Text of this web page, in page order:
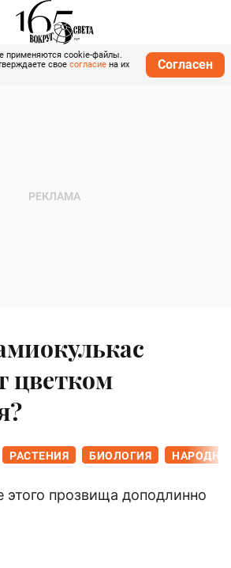
применяются cookie-файлы.
свое согласие на их
Согласен
цветком
РАСТЕНИЯ БИОЛОГИЯ
прозвища доподлинно